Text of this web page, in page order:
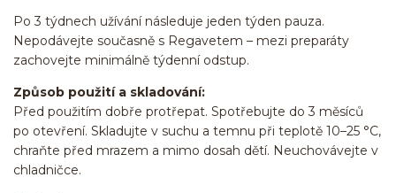
Po 3 týdnech užívání následuje jeden týden pauza.
Nepodávejte současně s Regavetem – mezi preparáty
zachovejte minimálně týdenní odstup.
Způsob použití a skladování:
Před použitím dobře protřepat. Spotřebujte do 3 měsíců
po otevření. Skladujte v suchu a temnu při teplotě 10–25 °C,
chraňte před mrazem a mimo dosah dětí. Neuchovávejte v
chladničce.